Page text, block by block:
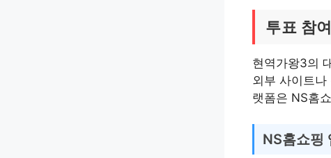
투표 참
현역가왕3의
외부 사이트
랫폼은 NS홈
NS홈쇼핑